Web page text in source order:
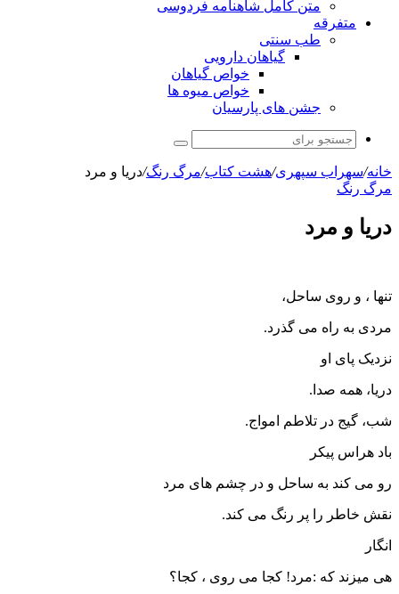
متن کامل شاهنامه فردوسی
متفرقه
طب سنتی
گیاهان دارویی
خواص گیاهان
خواص میوه ها
جشن های پارسیان
جستجو
برای
خانه/سهراب سپهری/هشت کتاب/مرگ رنگ/دریا و مرد
مرگ رنگ
دریا و مرد
تنها ، و روی ساحل،
مردی به راه می گذرد.
نزدیک پای او
دریا، همه صدا.
شب، گیج در تلاطم امواج.
باد هراس پیکر
رو می کند به ساحل و در چشم های مرد
نقش خاطر را پر رنگ می کند.
انگار
هی میزند که :مرد! کجا می روی ، کجا؟